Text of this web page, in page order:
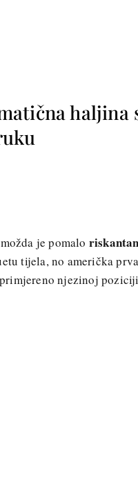
haljina
je pomalo
tijela, no američka
njezinoj